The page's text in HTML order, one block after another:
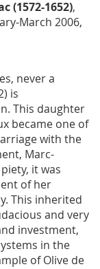
(1572-1652),
March 2006,
never a
is
This daughter
became one of
with the
Marc-
it was
of her
This inherited
and very
investment,
in the
of Olive de